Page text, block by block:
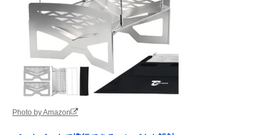
Photo by Amazon